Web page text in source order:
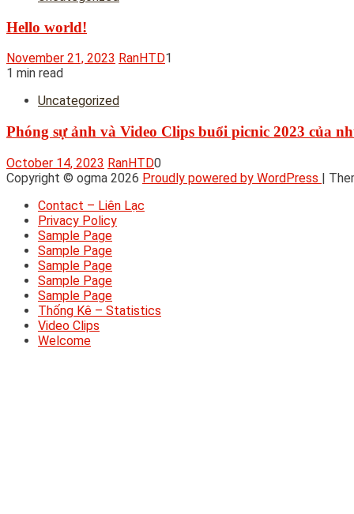
Hello world!
November 21, 2023 RanHTD1
1 min read
Uncategorized
Phóng sự ảnh và Video Clips buổi picnic 2023 của
October 14, 2023 RanHTD0
Copyright © ogma 2026 Proudly powered by WordPress |
Contact – Liên Lạc
Privacy Policy
Sample Page
Sample Page
Sample Page
Sample Page
Sample Page
Thống Kê – Statistics
Video Clips
Welcome